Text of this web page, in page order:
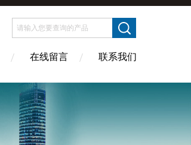
在线留言 联系我们